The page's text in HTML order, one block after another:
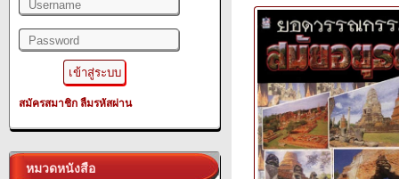
สมัครสมาชิก ลืมรหัสผ่าน
หมวดหนังสือ